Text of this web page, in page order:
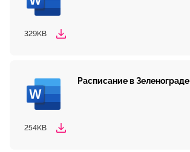
329KB
Расписание в Зеленограде
254KB